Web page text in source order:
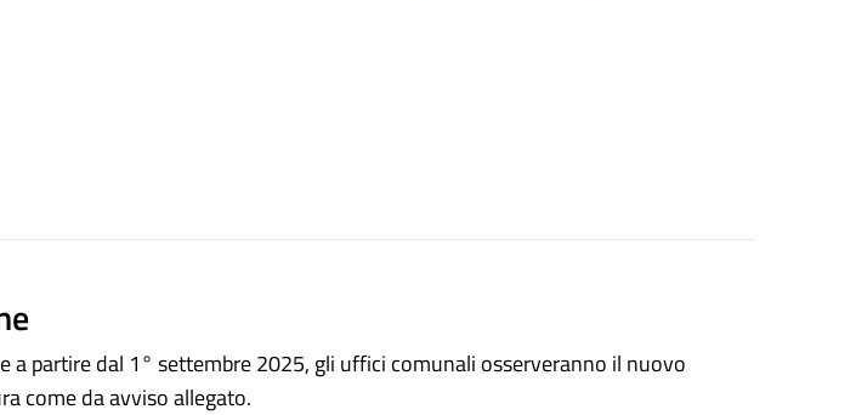
a partire dal 1° settembre 2025, gli uffici comunali osserveranno il nuovo
come da avviso allegato.